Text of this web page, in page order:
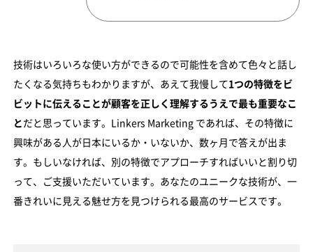
技術はいろいろな使い方ができるので可能性を含めて色々と話し
たくなる気持ちもわかりますが、あえて我慢して1つの特徴をビ
ビットに伝えることが顧客を正しく理解するうえで最も重要なこ
と だと思っています。Linkers Marketing であれば、その特徴に
興味がある人が日本にいるか・いないか、数ヶ月で答えが出ま
す。もしいなければ、別の特徴でアプローチすればいいと割り切
って、ご支援いただいています。あなたのユニークな技術が、一
番きれいに見える魅せ方を見つけられる最高のサービスです。